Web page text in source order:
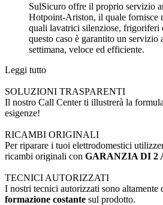
SulSicuro offre il proprio servizio
Hotpoint-Ariston, il quale fornisce
quali lavatrici silenziose, frigoriferi
questo caso è garantito un
settimana, veloce ed efficiente.
Leggi tutto
SOLUZIONI TRASPARENTI
Il nostro Call Center ti illustrerà la
esigenze!
RICAMBI ORIGINALI
Per riparare i tuoi elettrodomestici
ricambi originali con GARANZIA DI 2
TECNICI AUTORIZZATI
I nostri tecnici autorizzati sono
formazione costante sul prodotto.